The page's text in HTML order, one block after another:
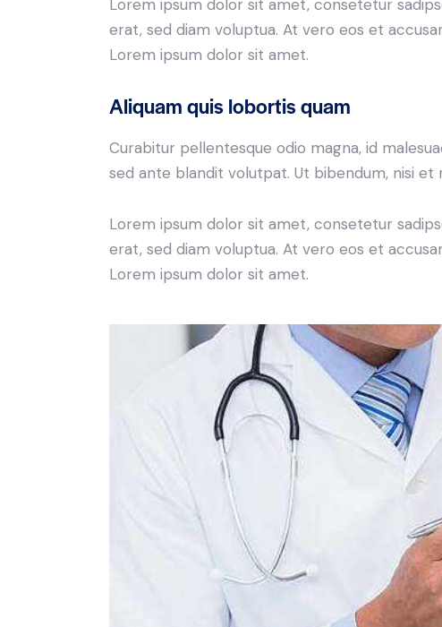
Lorem ipsum dolor sit amet, consetetur
erat, sed diam voluptua. At vero eos et
Lorem ipsum dolor sit amet.
Aliquam quis lobortis quam
Curabitur pellentesque odio magna, id
sed ante blandit volutpat. Ut bibendum, nisi et
Lorem ipsum dolor sit amet, consetetur
erat, sed diam voluptua. At vero eos et
Lorem ipsum dolor sit amet.